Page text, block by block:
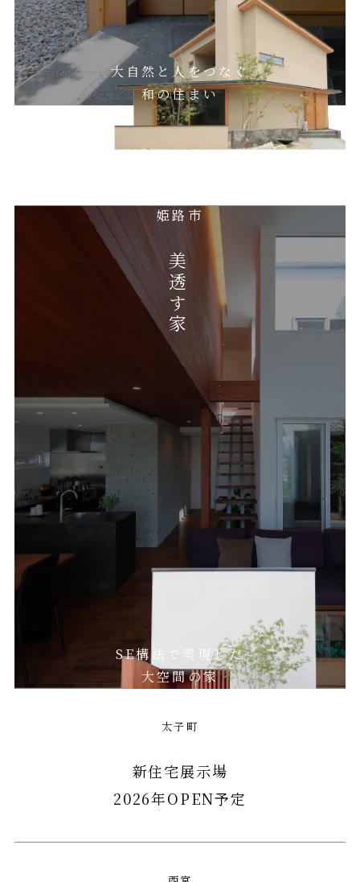
大自然と人をつなぐ
和の住まい
姫路市
美透す家
SE構法で実現した
大空間の家
太子町
新住宅展示場
2026年OPEN予定